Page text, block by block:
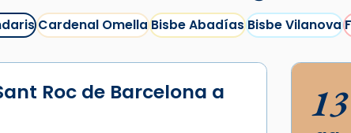
IA
Cardenal OmellaBisbe AbadíasBisbe Vilanova
Roc de Barcelona a
13